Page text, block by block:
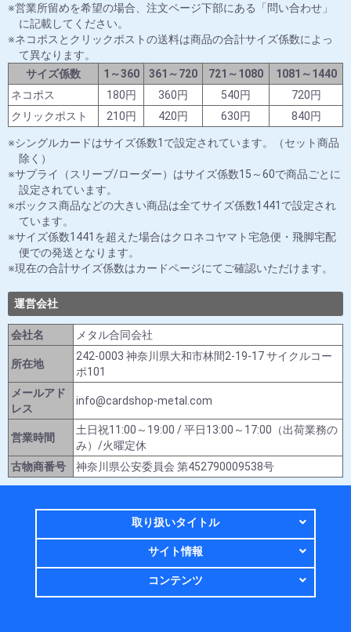
営業所留めを希望の場合、注文ページ下部にある「問い合わせ」
に記載してください。
ネコポスとクリックポストの送料は商品の合計サイズ係数によっ
て異なります。
サイズ係数
1～360 361～720 721～1080
1081～1440
ネコポス
180円 360円 540円
720円
クリックポスト
210円 420円 630円 840円
シングルカードはサイズ係数1で設定されています。（セット商品
除く）
サプライ（スリーブ/ローダー）はサイズ係数15～60で商品ごとに
設定されています。
ボックス商品などの大きい商品は全てサイズ係数1441で設定され
ています。
サイズ係数1441を超えた場合はクロネコヤマト宅急便・飛脚宅配
便での発送となります。
現在の合計サイズ係数はカードページにてご確認いただけます。
運営会社
会社名 メタル合同会社
所在地
242-0003 神奈川県大和市林間2-19-17 サイクルコー
ポ101
メールアド
レス
info@cardshop-metal.com
営業時間
土日祝11:00～19:00 / 平日13:00～17:00（出荷業務の
み）/火曜定休
古物商番号
神奈川県公安委員会 第452790009538号
取り扱いタイトル
サイト情報
コンテンツ